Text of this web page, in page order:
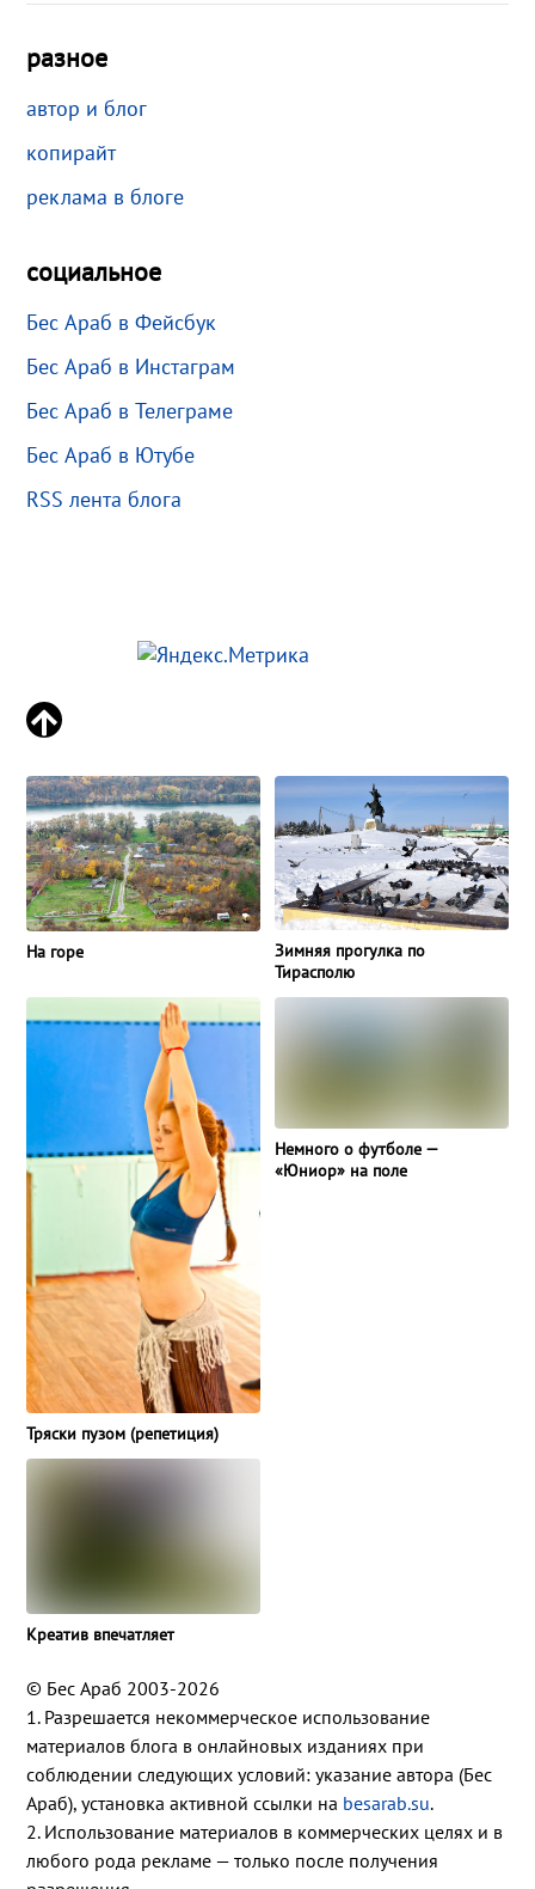
разное
автор и блог
копирайт
реклама в блоге
социальное
Бес Араб в Фейсбук
Бес Араб в Инстаграм
Бес Араб в Телеграме
Бес Араб в Ютубе
RSS лента блога
На горе
Зимняя прогулка по
Тирасполю
Тряски пузом (репетиция)
Немного о футболе —
«Юниор» на поле
Креатив впечатляет
© Бес Араб 2003-2026
1. Разрешается некоммерческое использование
материалов блога в онлайновых изданиях при
соблюдении следующих условий: указание автора (Бес
Араб), установка активной ссылки на besarab.su.
2. Использование материалов в коммерческих целях и в
любого рода рекламе — только после получения